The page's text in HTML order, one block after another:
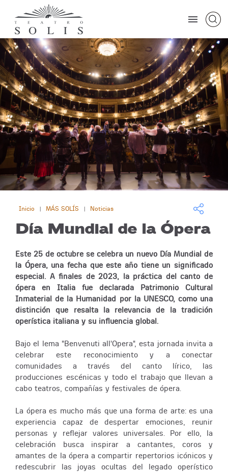
Inicio MÁS SOLÍS Noticias
Día Mundial de la Ópera
Este 25 de octubre se celebra un nuevo Día Mundial de
la Ópera, una fecha que este año tiene un significado
especial. A finales de 2023, la práctica del canto de
ópera en Italia fue declarada Patrimonio Cultural
Inmaterial de la Humanidad por la UNESCO, como una
distinción que resalta la relevancia de la tradición
operística italiana y su influencia global.
Bajo el lema "Benvenuti all'Opera", esta jornada invita a
celebrar este reconocimiento y a conectar
comunidades a través del canto lírico, las
producciones escénicas y todo el trabajo que llevan a
cabo teatros, compañías y festivales de ópera.
La ópera es mucho más que una forma de arte: es una
experiencia capaz de despertar emociones, reunir
personas y reflejar valores universales. Por ello, la
celebración busca inspirar a cantantes, coros y
amantes de la ópera a compartir repertorios icónicos y
redescubrir las joyas ocultas del legado operístico